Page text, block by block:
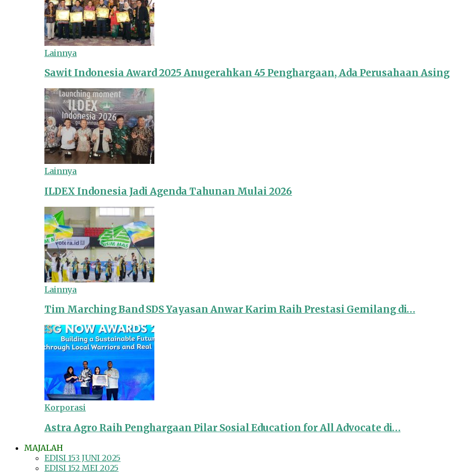
Lainnya
Sawit Indonesia Award 2025 Anugerahkan 45 Penghargaan, Ada Perusahaan Asing
Lainnya
ILDEX Indonesia Jadi Agenda Tahunan Mulai 2026
Lainnya
Tim Marching Band SDS Yayasan Anwar Karim Raih Prestasi Gemilang di…
Korporasi
Astra Agro Raih Penghargaan Pilar Sosial Education for All Advocate di…
MAJALAH
EDISI 153 JUNI 2025
EDISI 152 MEI 2025